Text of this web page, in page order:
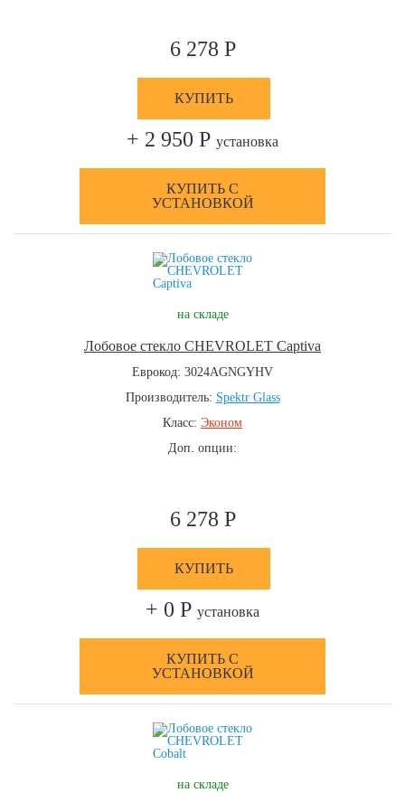
6 278 Р
КУПИТЬ
+ 2 950 Р установка
КУПИТЬ С
УСТАНОВКОЙ
на складе
Лобовое стекло CHEVROLET Captiva
Еврокод: 3024AGNGYHV
Производитель: Spektr Glass
Класс: Эконом
Доп. опции:
6 278 Р
КУПИТЬ
+ 0 Р установка
КУПИТЬ С
УСТАНОВКОЙ
на складе